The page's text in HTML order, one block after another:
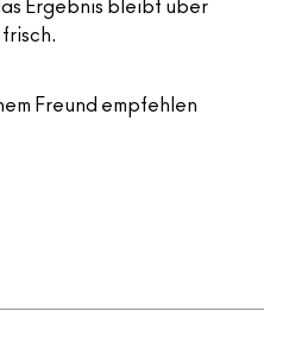
Ergebnis bleibt über
Freund empfehlen